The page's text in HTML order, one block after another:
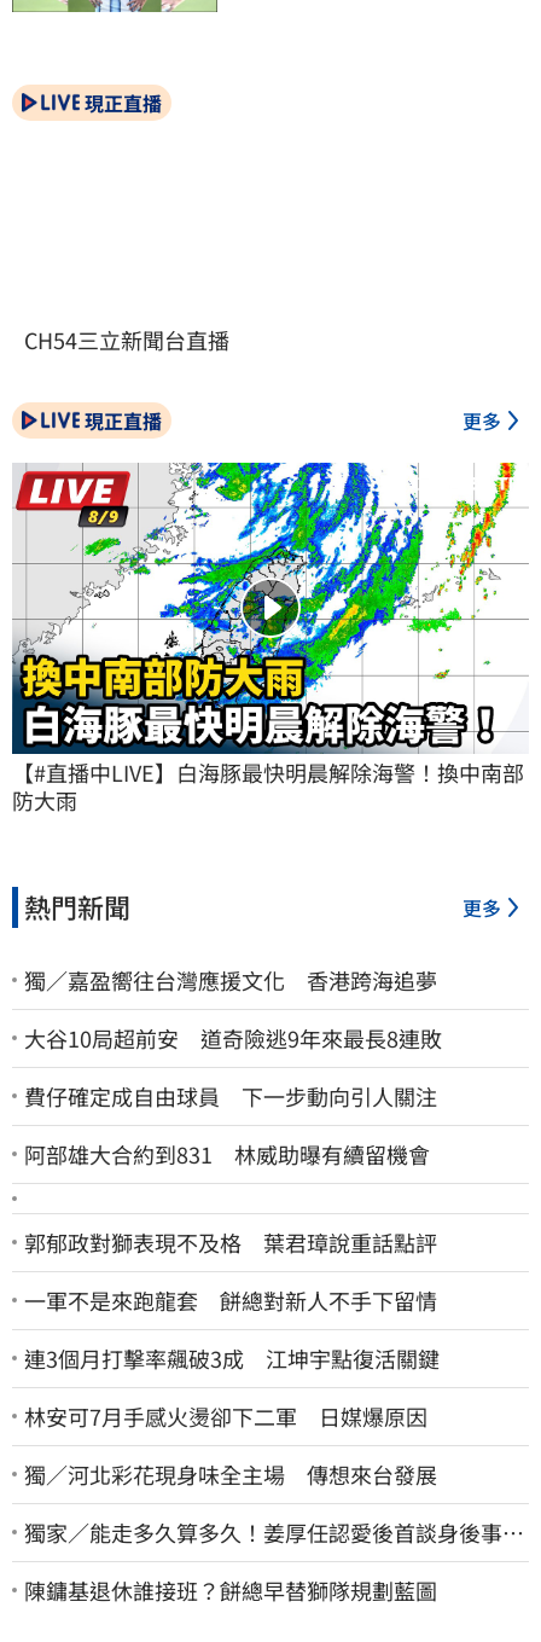
現正直播
CH54三立新聞台直播
現正直播 更多
【#直播中LIVE】白海豚最快明晨解除海警！換中南部
防大雨
熱門新聞 更多
獨／嘉盈嚮往台灣應援文化 香港跨海追夢
大谷10局超前安 道奇險逃9年來最長8連敗
費仔確定成自由球員 下一步動向引人關注
阿部雄大合約到831 林威助曝有續留機會
郭郁政對獅表現不及格 葉君璋說重話點評
一軍不是來跑龍套 餅總對新人不手下留情
連3個月打擊率飆破3成 江坤宇點復活關鍵
林安可7月手感火燙卻下二軍 日媒爆原因
獨／河北彩花現身味全主場 傳想來台發展
獨家／能走多久算多久！姜厚任認愛後首談身後事
「遺囑進度」曝光
陳鏞基退休誰接班？餅總早替獅隊規劃藍圖